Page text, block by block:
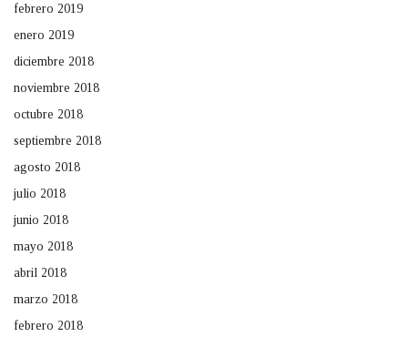
febrero 2019
enero 2019
diciembre 2018
noviembre 2018
octubre 2018
septiembre 2018
agosto 2018
julio 2018
junio 2018
mayo 2018
abril 2018
marzo 2018
febrero 2018